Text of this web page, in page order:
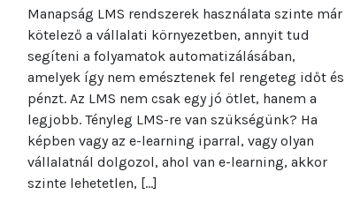
Manapság LMS rendszerek használata szinte már
kötelező a vállalati környezetben, annyit tud
segíteni a folyamatok automatizálásában,
amelyek így nem emésztenek fel rengeteg időt és
pénzt. Az LMS nem csak egy jó ötlet, hanem a
legjobb. Tényleg LMS-re van szükségünk? Ha
képben vagy az e-learning iparral, vagy olyan
vállalatnál dolgozol, ahol van e-learning, akkor
szinte lehetetlen, […]